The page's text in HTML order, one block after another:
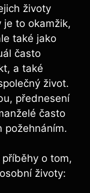
životy
je to okamžik,
také jako
často
a také
život.
přednesení
často
požehnáním.
o tom,
životy: